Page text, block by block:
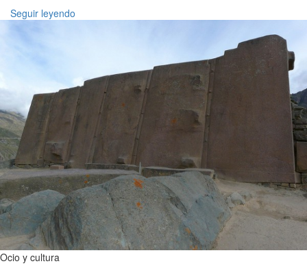
Seguir leyendo
Ocio y cultura